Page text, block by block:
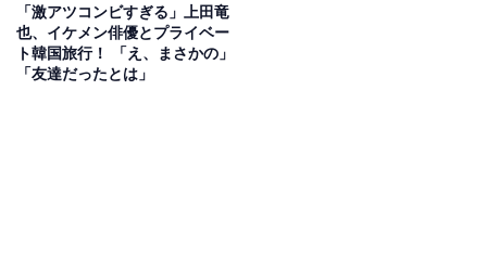
「激アツコンビすぎる」上田竜
也、イケメン俳優とプライベー
ト韓国旅行！ 「え、まさかの」
「友達だったとは」